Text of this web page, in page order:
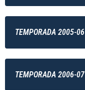
TEMPORADA 2005-06
TEMPORADA 2006-07